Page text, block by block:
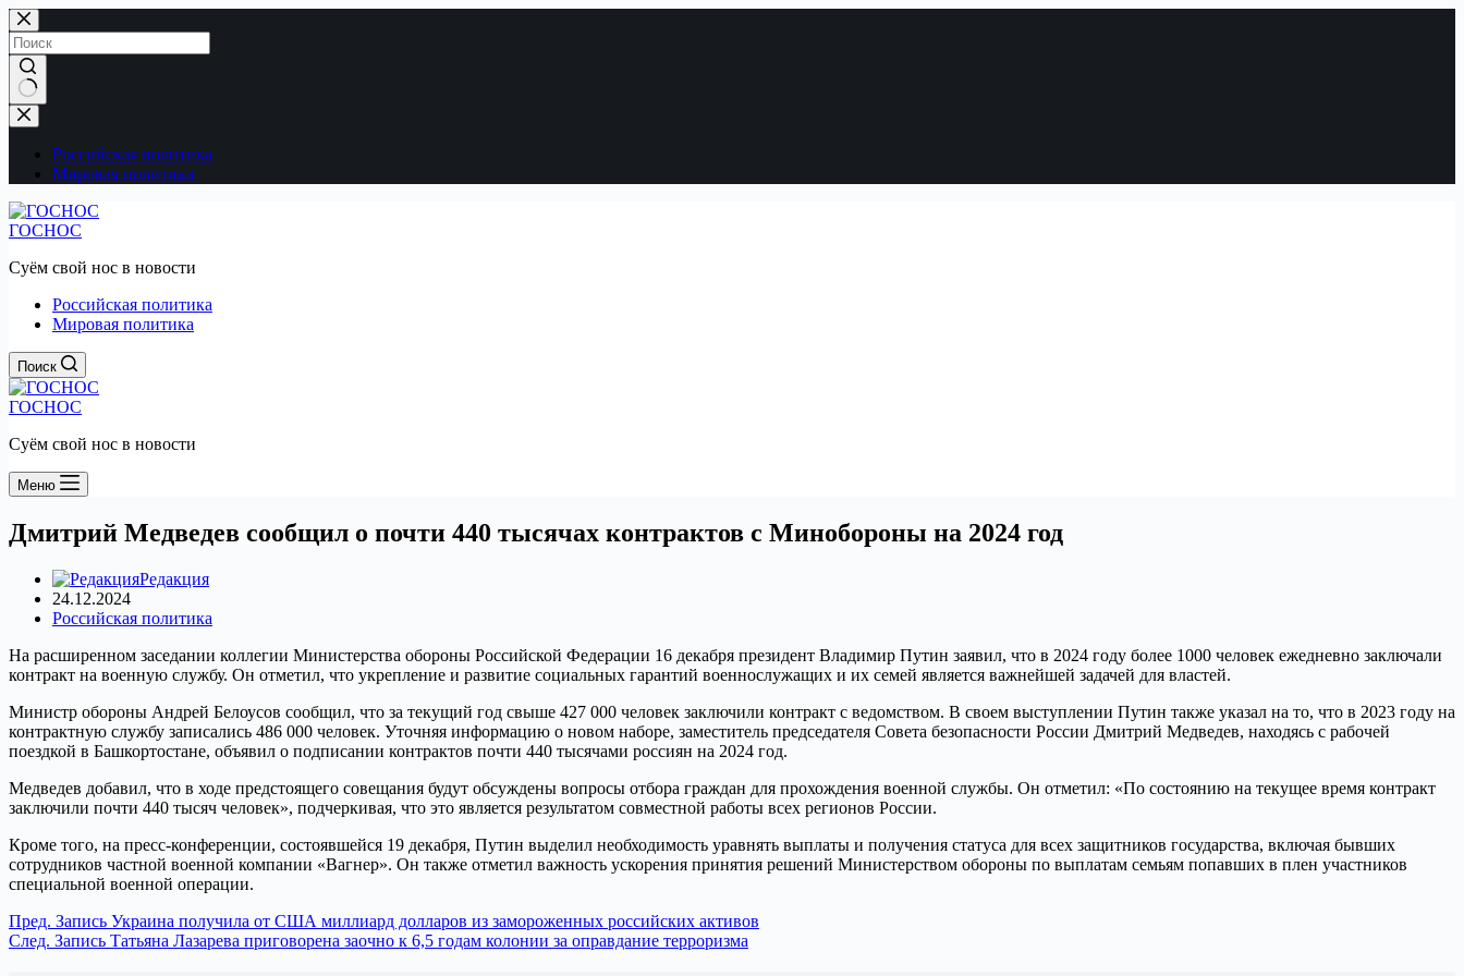
Перейти
к
сути
Ничего
не
найденоРоссийская политика
Мировая политика
ГОСНОС
Суём свой нос в новости
Российская политика
Мировая политика
Поиск
ГОСНОС
Суём свой нос в новости
Меню
Дмитрий Медведев сообщил о почти 440 тысячах контрактов с Минобороны на 2024 год
Редакция
24.12.2024
Российская политика
На расширенном заседании коллегии Министерства обороны Российской Федерации 16 декабря президент Владимир Путин заявил, что в 2024 году более 1000 человек ежедневно заключали
контракт на военную службу. Он отметил, что укрепление и развитие социальных гарантий военнослужащих и их семей является важнейшей задачей для властей.
Министр обороны Андрей Белоусов сообщил, что за текущий год свыше 427 000 человек заключили контракт с ведомством. В своем выступлении Путин также указал на то, что в 2023 году на
контрактную службу записались 486 000 человек. Уточняя информацию о новом наборе, заместитель председателя Совета безопасности России Дмитрий Медведев, находясь с рабочей
поездкой в Башкортостане, объявил о подписании контрактов почти 440 тысячами россиян на 2024 год.
Медведев добавил, что в ходе предстоящего совещания будут обсуждены вопросы отбора граждан для прохождения военной службы. Он отметил: «По состоянию на текущее время контракт
заключили почти 440 тысяч человек», подчеркивая, что это является результатом совместной работы всех регионов России.
Кроме того, на пресс-конференции, состоявшейся 19 декабря, Путин выделил необходимость уравнять выплаты и получения статуса для всех защитников государства, включая бывших
сотрудников частной военной компании «Вагнер». Он также отметил важность ускорения принятия решений Министерством обороны по выплатам семьям попавших в плен участников
специальной военной операции.
Пред. Запись Украина получила от США миллиард долларов из замороженных российских активов
След. Запись Татьяна Лазарева приговорена заочно к 6,5 годам колонии за оправдание терроризма